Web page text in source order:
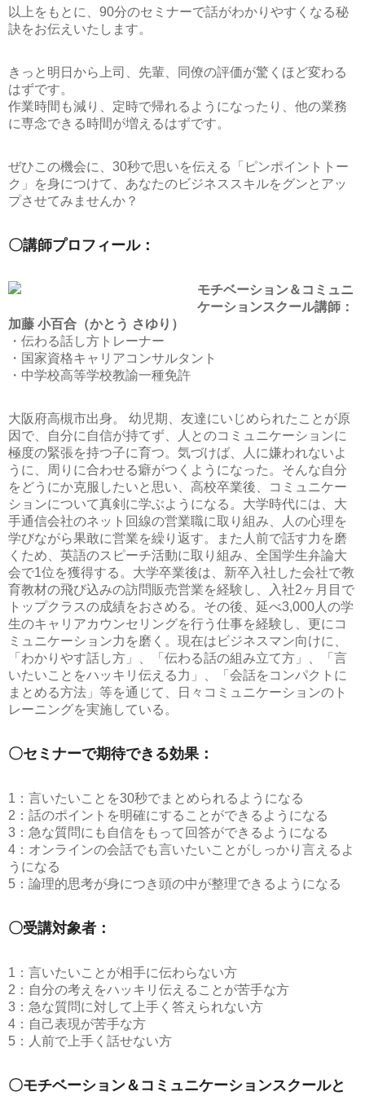
以上をもとに、90分のセミナーで話がわかりやすくなる秘
訣をお伝えいたします。
きっと明日から上司、先輩、同僚の評価が驚くほど変わる
はずです。
作業時間も減り、定時で帰れるようになったり、他の業務
に専念できる時間が増えるはずです。
ぜひこの機会に、30秒で思いを伝える「ピンポイントトー
ク」を身につけて、あなたのビジネススキルをグンとアッ
プさせてみませんか？
〇講師プロフィール：
モチベーション＆コミュニ
ケーションスクール講師：
加藤 小百合（かとう さゆり）
・伝わる話し方トレーナー
・国家資格キャリアコンサルタント
・中学校高等学校教諭一種免許
大阪府高槻市出身。 幼児期、友達にいじめられたことが原
因で、自分に自信が持てず、人とのコミュニケーションに
極度の緊張を持つ子に育つ。気づけば、人に嫌われないよ
うに、周りに合わせる癖がつくようになった。そんな自分
をどうにか克服したいと思い、高校卒業後、コミュニケー
ションについて真剣に学ぶようになる。大学時代には、大
手通信会社のネット回線の営業職に取り組み、人の心理を
学びながら果敢に営業を繰り返す。また人前で話す力を磨
くため、英語のスピーチ活動に取り組み、全国学生弁論大
会で1位を獲得する。大学卒業後は、新卒入社した会社で教
育教材の飛び込みの訪問販売営業を経験し、入社2ヶ月目で
トップクラスの成績をおさめる。その後、延べ3,000人の学
生のキャリアカウンセリングを行う仕事を経験し、更にコ
ミュニケーション力を磨く。現在はビジネスマン向けに、
「わかりやす話し方」、「伝わる話の組み立て方」、「言
いたいことをハッキリ伝える力」、「会話をコンパクトに
まとめる方法」等を通じて、日々コミュニケーションのト
レーニングを実施している。
〇セミナーで期待できる効果：
1：言いたいことを30秒でまとめられるようになる
2：話のポイントを明確にすることができるようになる
3：急な質問にも自信をもって回答ができるようになる
4：オンラインの会話でも言いたいことがしっかり言えるよ
うになる
5：論理的思考が身につき頭の中が整理できるようになる
〇受講対象者：
1：言いたいことが相手に伝わらない方
2：自分の考えをハッキリ伝えることが苦手な方
3：急な質問に対して上手く答えられない方
4：自己表現が苦手な方
5：人前で上手く話せない方
〇モチベーション＆コミュニケーションスクールと